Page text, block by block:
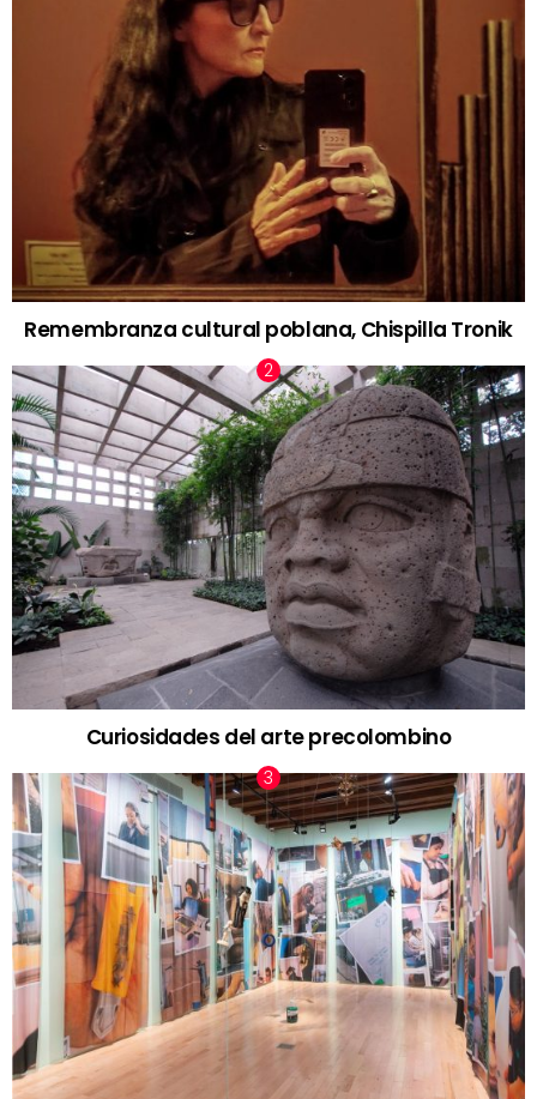
Remembranza cultural poblana, Chispilla Tronik
Curiosidades del arte precolombino